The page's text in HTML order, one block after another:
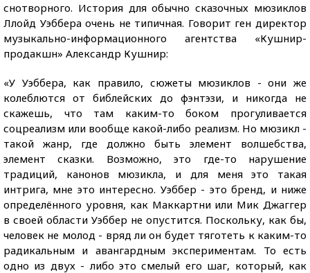
снотворного. История для обычно сказочных мюзиклов
Ллойд Уэббера очень не типичная. Говорит ген директор
музыкально-информационного агентства «Кушнир-
продакшн» Александр Кушнир:
«У Уэббера, как правило, сюжеты мюзиклов - они же
колеблются от библейских до фэнтэзи, и никогда не
скажешь, что там каким-то боком прогуливается
соцреализм или вообще какой-либо реализм. Но мюзикл -
такой жанр, где должно быть элемент волшебства,
элемент сказки. Возможно, это где-то нарушение
традиций, канонов мюзикла, и для меня это такая
интрига, мне это интересно. Уэббер - это бренд, и ниже
определённого уровня, как Маккартни или Мик Джаггер
в своей области Уэббер не опустится. Поскольку, как бы,
человек не молод - вряд ли он будет тяготеть к каким-то
радикальным и авангардным экспериментам. То есть
одно из двух - либо это смелый его шаг, который, как